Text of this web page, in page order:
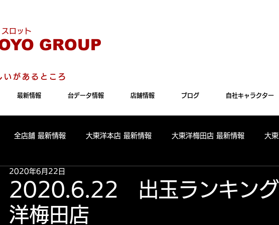
ロット
GROUP
いがあるところ
最新情報 台データ情報 店舗情報 ブログ 自社キャラクター
全店舗 最新情報 大東洋本店 最新情報 大東洋梅田店 最新情報 大
サーティーン 最新情報
東通り店 出玉ランキング
2020.6.22 出玉ランキン
洋梅田店
2020年6月22日